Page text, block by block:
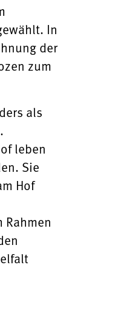
In
der
zum
als
leben
Sie
Hof